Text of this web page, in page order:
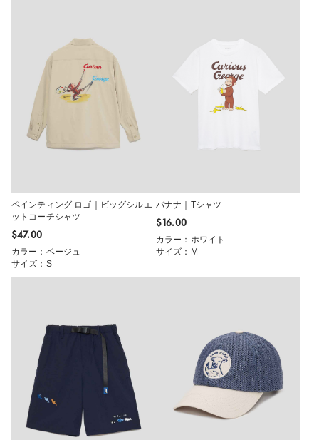
ペインティング ロゴ｜ビッグシルエ
ットコーチシャツ
$‌47.00
カラー：ベージュ
サイズ：S
バナナ｜Tシャツ
$‌16.00
カラー：ホワイト
サイズ：M